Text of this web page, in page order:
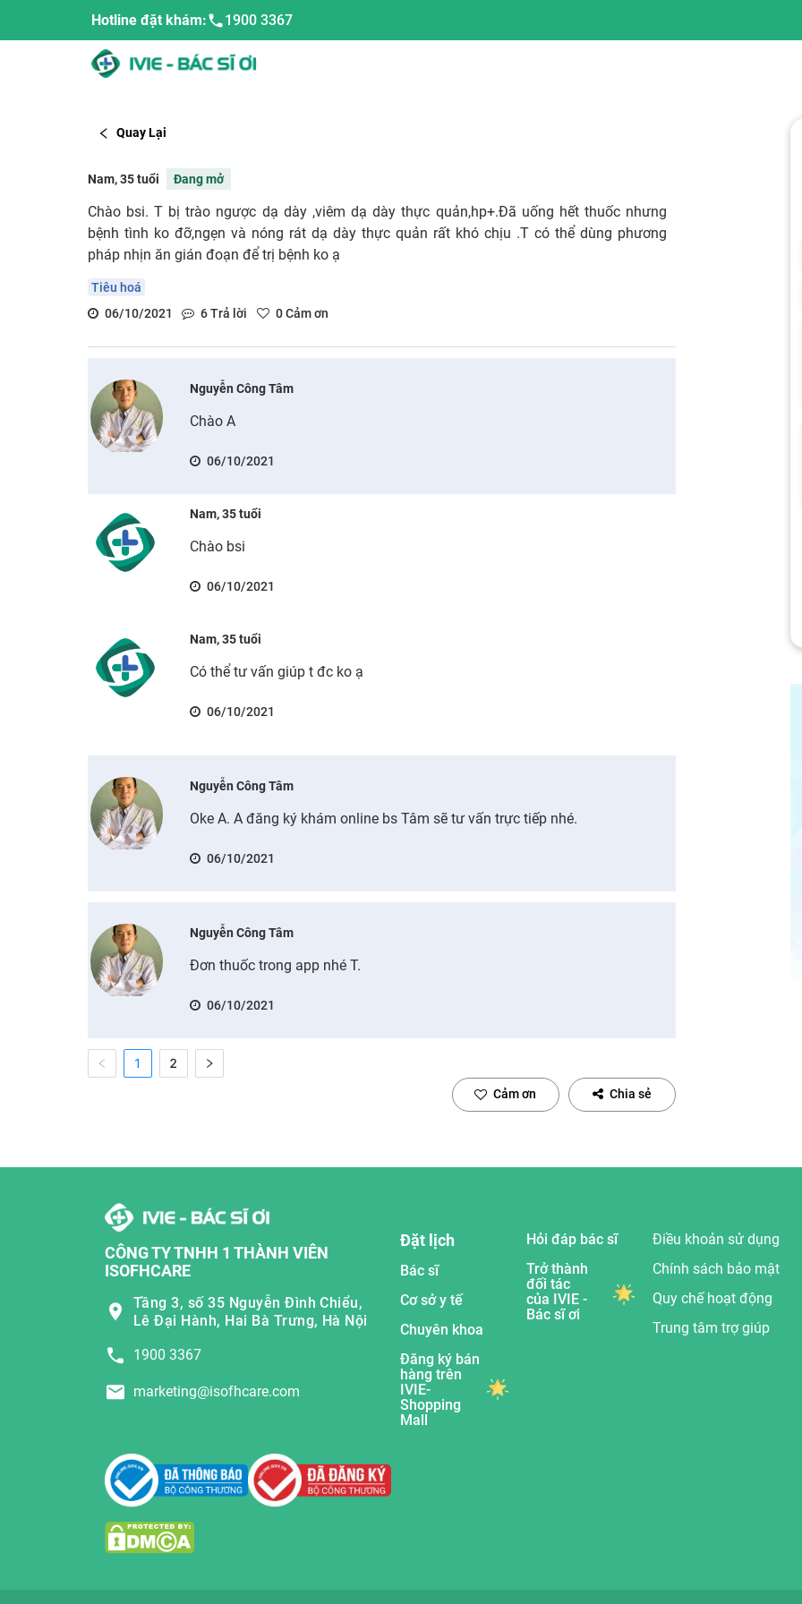
Hotline đặt khám: 1900 3367
Quay Lại
Nam, 35 tuổi Đang mở
Chào bsi. T bị trào ngược dạ dày ,viêm dạ dày thực quản,hp+.Đã uống hết thuốc nhưng
bệnh tình ko đỡ,ngẹn và nóng rát dạ dày thực quản rất khó chịu .T có thể dùng phương
pháp nhịn ăn gián đoạn để trị bệnh ko ạ
Tiêu hoá
06/10/2021
6Trả lời 0Cảm ơn
Nguyễn Công Tâm
Chào A
06/10/2021
Nam, 35 tuổi
Chào bsi
06/10/2021
Nam, 35 tuổi
Có thể tư vấn giúp t đc ko ạ
06/10/2021
Nguyễn Công Tâm
Oke A. A đăng ký khám online bs Tâm sẽ tư vấn trực tiếp nhé.
06/10/2021
Nguyễn Công Tâm
Đơn thuốc trong app nhé T.
06/10/2021
1 2
Cảm ơn Chia sẻ
CÔNG TY TNHH 1 THÀNH VIÊN
ISOFHCARE
Tầng 3, số 35 Nguyễn Đình Chiểu,
Lê Đại Hành, Hai Bà Trưng, Hà Nội
1900 3367
marketing@isofhcare.com
Đặt lịch
Bác sĩ
Cơ sở y tế
Chuyên khoa
Đăng ký bán
hàng trên
IVIE-
Shopping
Mall
Hỏi đáp bác sĩ
Trở thành
đối tác
của IVIE -
Bác sĩ ơi
Điều khoản sử dụng
Chính sách bảo mật
Quy chế hoạt động
Trung tâm trợ giúp